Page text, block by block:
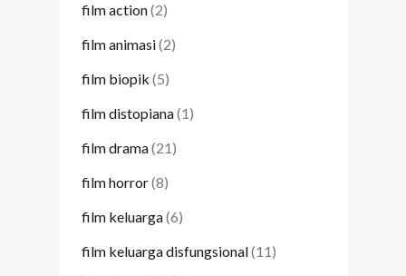
film action(2)
film animasi(2)
film biopik (5)
film distopiana(1)
film drama(21)
film horror(8)
film keluarga(6)
film keluarga disfungsional(11)